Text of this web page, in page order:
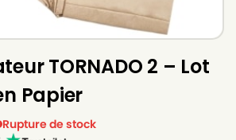
TORNADO 2 – Lot
Papier
Rupture de stock